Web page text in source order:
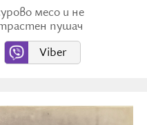
месо и не
пушач
Viber